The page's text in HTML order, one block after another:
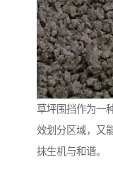
草坪围挡作为一
效划分区域，又
抹生机与和谐。